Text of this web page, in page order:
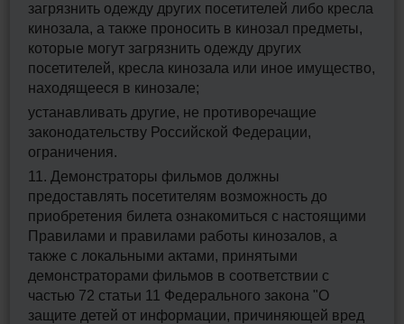
загрязнить одежду других посетителей либо кресла
кинозала, а также проносить в кинозал предметы,
которые могут загрязнить одежду других
посетителей, кресла кинозала или иное имущество,
находящееся в кинозале;
устанавливать другие, не противоречащие
законодательству Российской Федерации,
ограничения.
11. Демонстраторы фильмов должны
предоставлять посетителям возможность до
приобретения билета ознакомиться с настоящими
Правилами и правилами работы кинозалов, а
также с локальными актами, принятыми
демонстраторами фильмов в соответствии с
частью 72 статьи 11 Федерального закона "О
защите детей от информации, причиняющей вред